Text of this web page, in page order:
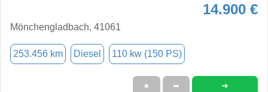
14.900 €
Mönchengladbach, 41061
253.456 km Diesel 110 kw (150 PS)
★ ➦ ➜